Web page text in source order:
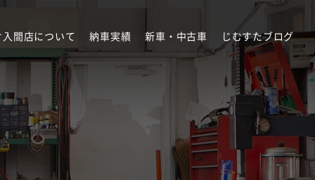
間店について 納車実績 新車・中古車 じむすたブログ